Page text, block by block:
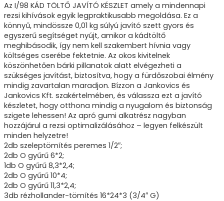
Az I/98 KÁD TÖLTŐ JAVÍTÓ KÉSZLET amely a mindennapi
rezsi kihívások egyik legpraktikusabb megoldása. Ez a
könnyű, mindössze 0,01 kg súlyú javító szett gyors és
egyszerű segítséget nyújt, amikor a kádtöltő
meghibásodik, így nem kell szakembert hívnia vagy
költséges cserébe fektetnie. Az okos kivitelnek
köszönhetően bárki pillanatok alatt elvégezheti a
szükséges javítást, biztosítva, hogy a fürdőszobai élmény
mindig zavartalan maradjon. Bízzon a Jankovics és
Jankovics Kft. szakértelmében, és válassza ezt a javító
készletet, hogy otthona mindig a nyugalom és biztonság
szigete lehessen! Az apró gumi alkatrész nagyban
hozzájárul a rezsi optimalizálásához – legyen felkészült
minden helyzetre!
2db szeleptömítés peremes 1/2″;
2db O gyűrű 6*2;
1db O gyűrű 8,3*2,4;
2db O gyűrű 10*4;
2db O gyűrű 11,3*2,4;
3db rézhollander-tömítés 16*24*3 (3/4″ G)